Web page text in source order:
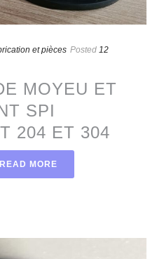
et pièces Posted 12
MOYEU ET
SPI
204 ET 304
READ MORE